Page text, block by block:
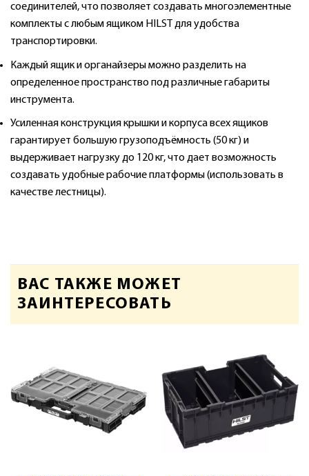
соединителей, что позволяет создавать многоэлементные
комплекты с любым ящиком HILST для удобства
транспортировки.
Каждый ящик и органайзеры можно разделить на
определенное пространство под различные габариты
инструмента.
Усиленная конструкция крышки и корпуса всех ящиков
гарантирует большую грузоподъёмность (50 кг) и
выдерживает нагрузку до 120 кг, что дает возможность
создавать удобные рабочие платформы (использовать в
качестве лестницы).
ВАС ТАКЖЕ МОЖЕТ
ЗАИНТЕРЕСОВАТЬ